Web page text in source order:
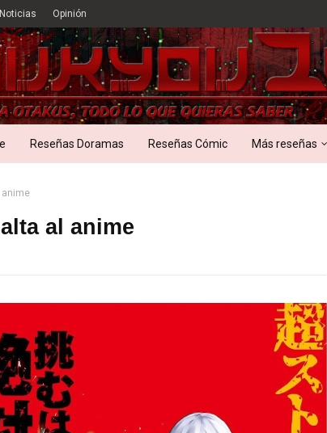
Noticias Opinión
Reseñas Doramas Reseñas Cómic Más reseñas
anime
al anime